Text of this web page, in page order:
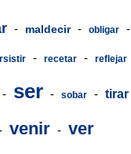
- maldecir - obligar -
- recetar - reflejar
- ser - sobar - tirar
venir - ver